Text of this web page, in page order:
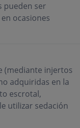
pueden ser
ocasiones
(mediante injertos
adquiridas en la
escrotal,
utilizar sedación